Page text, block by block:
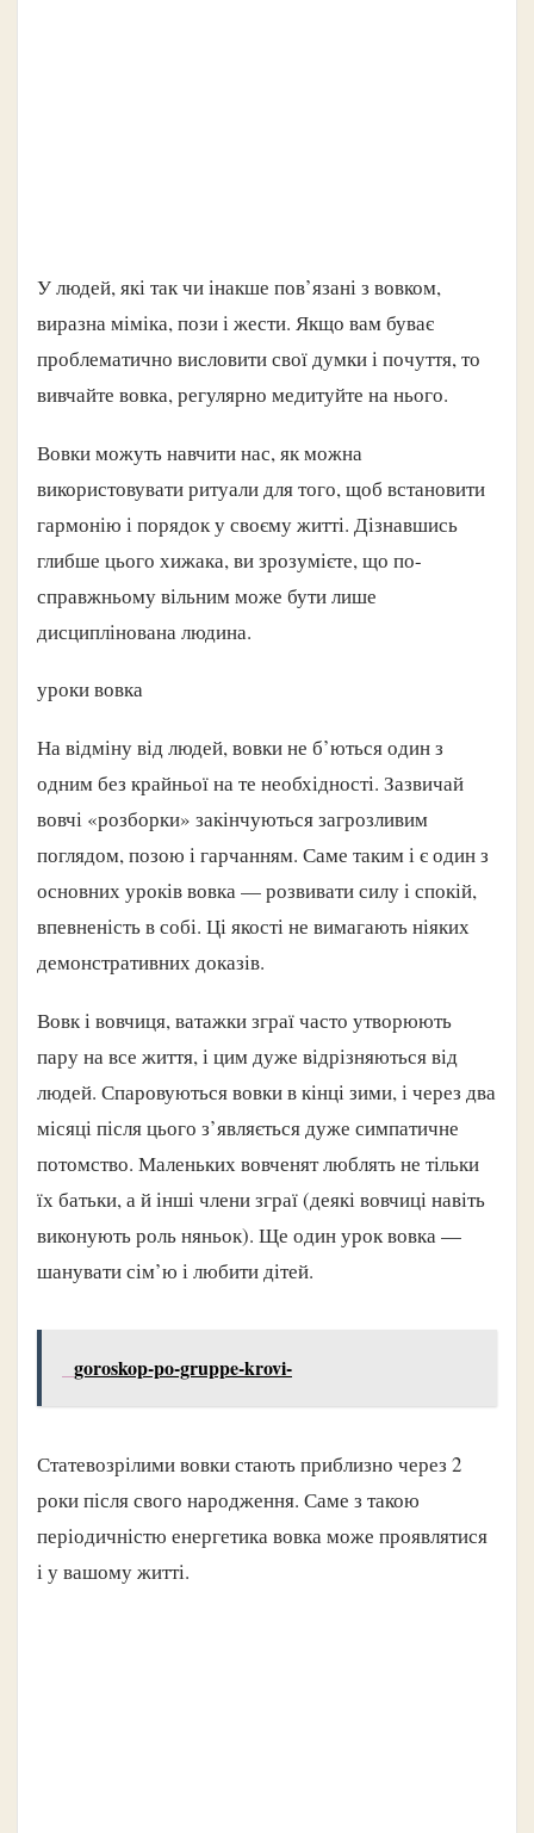
У людей, які так чи інакше пов’язані з вовком,
виразна міміка, пози і жести. Якщо вам буває
проблематично висловити свої думки і почуття, то
вивчайте вовка, регулярно медитуйте на нього.
Вовки можуть навчити нас, як можна
використовувати ритуали для того, щоб встановити
гармонію і порядок у своєму житті. Дізнавшись
глибше цього хижака, ви зрозумієте, що по-
справжньому вільним може бути лише
дисциплінована людина.
уроки вовка
На відміну від людей, вовки не б’ються один з
одним без крайньої на те необхідності. Зазвичай
вовчі «розборки» закінчуються загрозливим
поглядом, позою і гарчанням. Саме таким і є один з
основних уроків вовка — розвивати силу і спокій,
впевненість в собі. Ці якості не вимагають ніяких
демонстративних доказів.
Вовк і вовчиця, ватажки зграї часто утворюють
пару на все життя, і цим дуже відрізняються від
людей. Спаровуються вовки в кінці зими, і через два
місяці після цього з’являється дуже симпатичне
потомство. Маленьких вовченят люблять не тільки
їх батьки, а й інші члени зграї (деякі вовчиці навіть
виконують роль няньок). Ще один урок вовка —
шанувати сім’ю і любити дітей.
goroskop-po-gruppe-krovi-
Статевозрілими вовки стають приблизно через 2
роки після свого народження. Саме з такою
періодичністю енергетика вовка може проявлятися
і у вашому житті.